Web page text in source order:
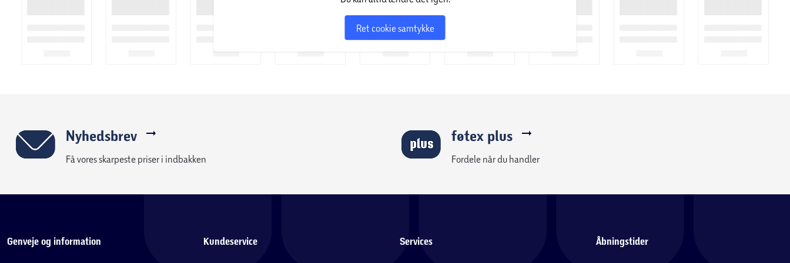
Ret cookie samtykke
Nyhedsbrev
Få vores skarpeste priser i indbakken
føtex plus
Fordele når du handler
Genveje og information Kundeservice Services Åbningstider